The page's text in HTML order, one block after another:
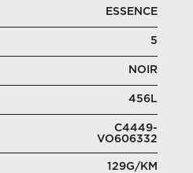
ESSENCE
5
NOIR
456L
C4449-
VO606332
129G/KM